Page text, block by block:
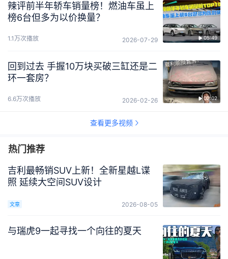
05:49
辣评前半年轿车销量榜！燃油车虽上
榜6台但多为以价换量？
2026-07-29
1.1万次播放
02:02
回到过去 手握10万块买破三缸还是二
环一套房？
2026-02-26
6.6万次播放
查看更多视频
热门推荐
吉利最畅销SUV上新！全新星越L谍
照 延续大空间SUV设计
2026-08-05
文章
与瑞虎9一起寻找一个向往的夏天